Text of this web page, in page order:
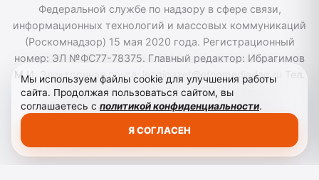
Федеральной службе по надзору в сфере связи,
информационных технологий и массовых коммуникаций
(Роскомнадзор) 15 мая 2020 года. Регистрационный
номер: ЭЛ №ФС77-78375. Главный редактор: Ибрагимов
М.И. Электронная почта: lezgigazet@etnomediadag.ru Тел.
гл. редактора: +7 (8722) 66-00-60 Учредитель:
ГОСУДАРСТВЕННОЕ БЮДЖЕТНОЕ УЧРЕЖДЕНИЕ
Мы используем файлы cookie для улучшения работы
сайта. Продолжая пользоваться сайтом, вы
соглашаетесь с политикой конфиденциальности.
Я СОГЛАСЕН